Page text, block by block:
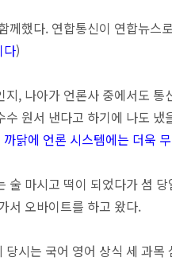
께했다. 연합통신이 연합뉴스
다)
지, 나아가 언론사 중에서도
수 원서 낸다고 하기에 나도 냈
닭에 언론 시스템에는 더욱
술 마시고 떡이 되었다가 셤
서 오바이트를 하고 왔다.
당시는 국어 영어 상식 세 과